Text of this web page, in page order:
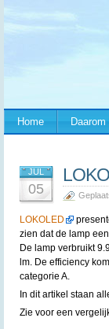
Home
JUL
05
LOKOLED
zien dat de lamp
De lamp verbruikt
lm. De efficiency
categorie A.
In dit artikel staan
Zie voor een